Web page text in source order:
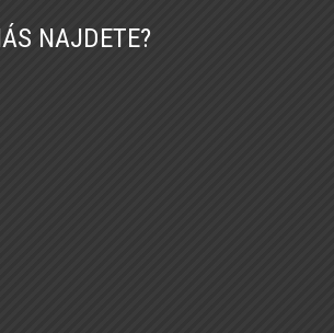
NAJDETE?